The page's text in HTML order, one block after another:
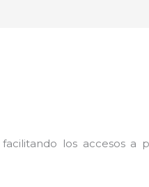
los accesos a